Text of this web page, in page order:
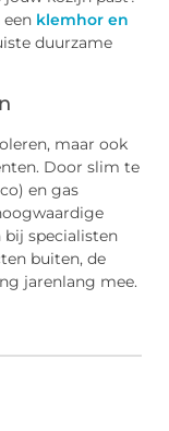
een klemhor en
duurzame
maar ook
Door slim te
en gas
specialisten
buiten, de
jarenlang mee.